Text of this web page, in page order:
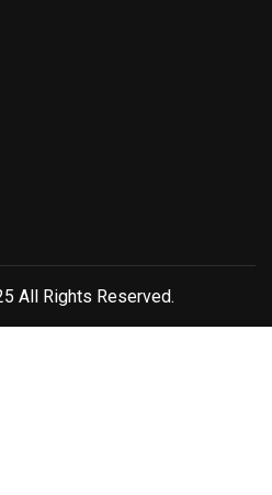
All Rights Reserved.